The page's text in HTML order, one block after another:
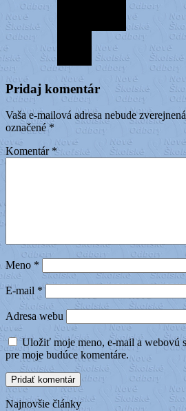
Pridaj komentár
Vaša e-mailová adresa nebude
označené*
Komentár *
Meno *
E-mail *
Adresa webu
Uložiť moje meno, e-mail a webovú
pre moje budúce komentáre.
Najnovšie články